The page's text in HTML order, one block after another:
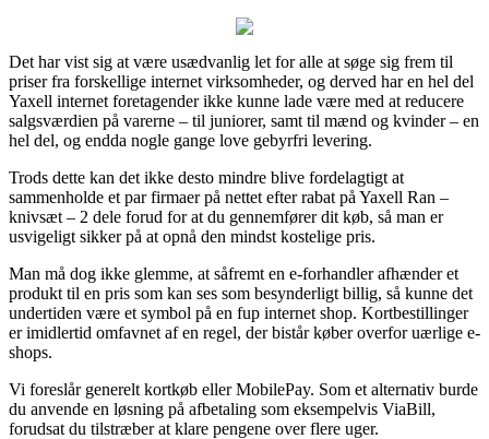
Det har vist sig at være usædvanlig let for alle at søge sig frem til
priser fra forskellige internet virksomheder, og derved har en hel del
Yaxell internet foretagender ikke kunne lade være med at reducere
salgsværdien på varerne – til juniorer, samt til mænd og kvinder – en
hel del, og endda nogle gange love gebyrfri levering.
Trods dette kan det ikke desto mindre blive fordelagtigt at
sammenholde et par firmaer på nettet efter rabat på Yaxell Ran –
knivsæt – 2 dele forud for at du gennemfører dit køb, så man er
usvigeligt sikker på at opnå den mindst kostelige pris.
Man må dog ikke glemme, at såfremt en e-forhandler afhænder et
produkt til en pris som kan ses som besynderligt billig, så kunne det
undertiden være et symbol på en fup internet shop. Kortbestillinger
er imidlertid omfavnet af en regel, der bistår køber overfor uærlige e-
shops.
Vi foreslår generelt kortkøb eller MobilePay. Som et alternativ burde
du anvende en løsning på afbetaling som eksempelvis ViaBill,
forudsat du tilstræber at klare pengene over flere uger.